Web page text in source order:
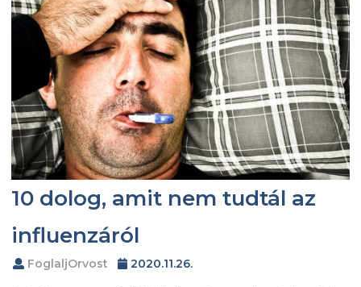
10 dolog, amit nem tudtál az
influenzáról
FoglaljOrvost 2020.11.26.